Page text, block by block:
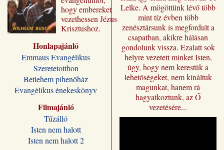
hogy embereket
vezethessen Jézus
Krisztushoz.
„Jézus a mi
sorsunk” címmel
jutnak el a magyar
olvasóhoz, a
fordításban is
megőrizve eredeti
formájukat,
stílusukat.
Kívánjuk, hogy
Wilhelm Busch
előadássorozata
Honlapajánló
Emmaus Evangélikus
Szeretetotthon
Betlehem pihenőház
Evangélikus énekeskönyv
Filmajánló
Tűzálló
Isten nem halott
Isten nem halott 2
Lelke. A mögöttünk lévő több
mint tíz évben több
zenésztársunk is megfordult a
csapatban, akikre hálásan
gondolunk vissza. Ezalatt sok
helyre vezetett minket Isten,
úgy, hogy nem kerestük a
lehetőségeket, nem kínáltuk
magunkat, hanem rá
hagyatkoztunk, az Ő
vezetésére...